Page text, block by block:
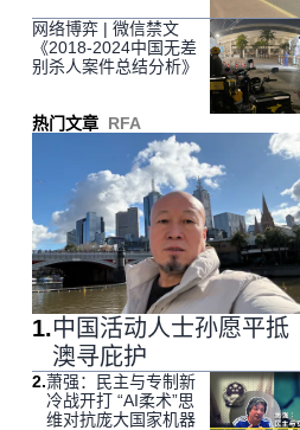
网络博弈 | 微信禁文
《2018-2024中国无差
别杀人案件总结分析》
热门文章 RFA
1.中国活动人士孙愿平抵
澳寻庇护
2.萧强：民主与专制新
冷战开打 “AI柔术”思
维对抗庞大国家机器